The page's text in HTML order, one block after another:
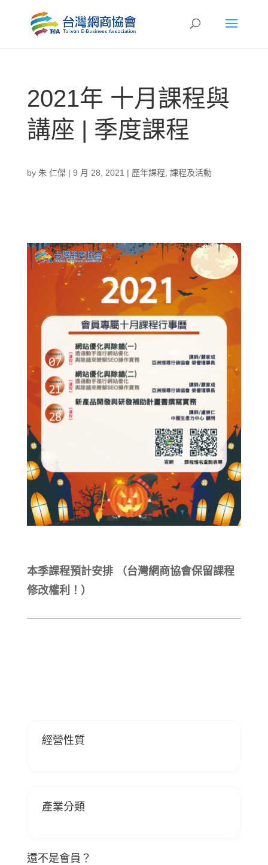
2021年 十月課程與
講座 | 季度課程
by 朱 仁傑| 9 月 28, 2021 | 歷年課程 課程及活動
本季課程預計安排 （台灣網商協會保留課程
修改權利！）
經營性質
產業分類
還不是會員？